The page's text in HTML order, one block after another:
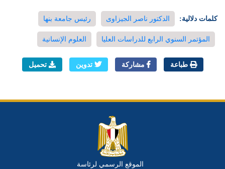
كلمات دلالية: الدكتور ناصر الجيزاوى رئيس جامعة بنها
المؤتمر السنوي الرابع للدراسات العليا العلوم الإنسانية
طباعة مشاركة تدوين تحميل
الموقع الرسمي لرئاسة